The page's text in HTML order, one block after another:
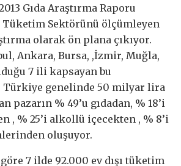
Gıda Araştırma Raporu
Tüketim Sektörünü ölçümleyen
olarak ön plana çıkıyor.
Ankara, Bursa, ,İzmir, Muğla,
7 ili kapsayan bu
Türkiye genelinde 50 milyar lira
pazarın % 49’u gıdadan, % 18’i
, % 25’i alkollü içecekten , % 8’i
oluşuyor.
7 ilde 92.000 ev dışı tüketim